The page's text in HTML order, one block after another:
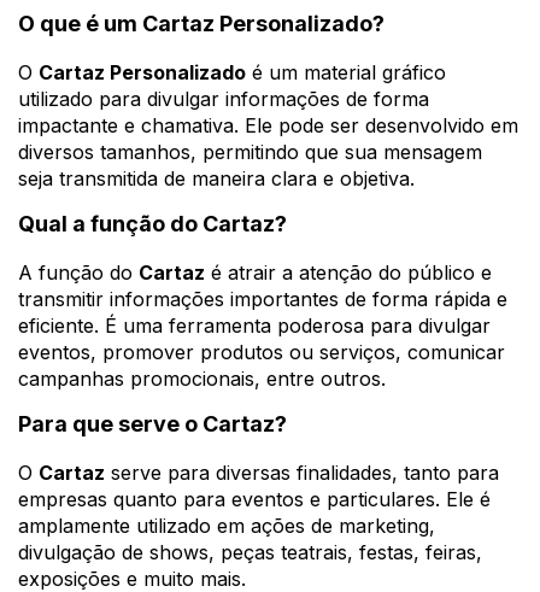
O que é um Cartaz Personalizado?
O Cartaz Personalizado é um material gráfico
utilizado para divulgar informações de forma
impactante e chamativa. Ele pode ser desenvolvido em
diversos tamanhos, permitindo que sua mensagem
seja transmitida de maneira clara e objetiva.
Qual a função do Cartaz?
A função do Cartaz é atrair a atenção do público e
transmitir informações importantes de forma rápida e
eficiente. É uma ferramenta poderosa para divulgar
eventos, promover produtos ou serviços, comunicar
campanhas promocionais, entre outros.
Para que serve o Cartaz?
O Cartaz serve para diversas finalidades, tanto para
empresas quanto para eventos e particulares. Ele é
amplamente utilizado em ações de marketing,
divulgação de shows, peças teatrais, festas, feiras,
exposições e muito mais.